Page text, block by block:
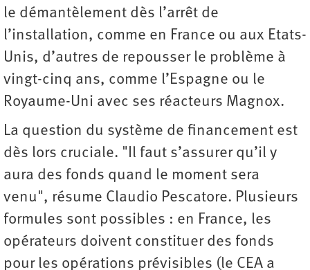
le démantèlement dès l’arrêt de
l’installation, comme en France ou aux Etats-
Unis, d’autres de repousser le problème à
vingt-cinq ans, comme l’Espagne ou le
Royaume-Uni avec ses réacteurs Magnox.
La question du système de financement est
dès lors cruciale. "Il faut s’assurer qu’il y
aura des fonds quand le moment sera
venu", résume Claudio Pescatore. Plusieurs
formules sont possibles : en France, les
opérateurs doivent constituer des fonds
pour les opérations prévisibles (le CEA a